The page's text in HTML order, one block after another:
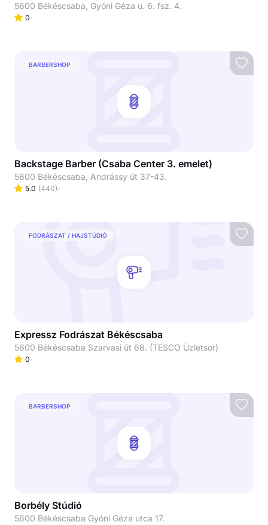
5600 Békéscsaba, Gyóni Géza u. 6. fsz. 4.
0
BARBERSHOP
Backstage Barber (Csaba Center 3. emelet)
5600 Békéscsaba, Andrássy út 37-43.
5.0 (440)
FODRÁSZAT / HAJSTÚDIÓ
Expressz Fodrászat Békéscsaba
5600 Békéscsaba Szarvasi út 68. (TESCO Üzletsor)
0
BARBERSHOP
Borbély Stúdió
5600 Békéscsaba Gyóni Géza utca 17.